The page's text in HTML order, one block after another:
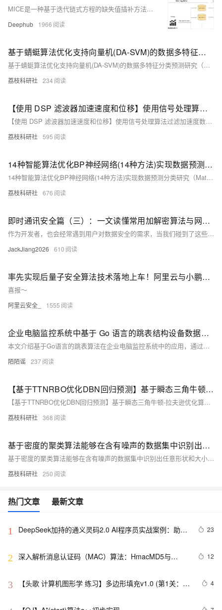
MICE是一种基于迭代链式方程的缺失值插补方法，通过构建后验分布并生成多个完整数据集，有效量化不确定性。相比简单填补，MICE利用变量间复杂关系，提升插补准确性，适用于多变量关联、缺失率高的场景。本文结合PMM与线性回归，详解其机制并对比效果，验证其在统计推断中的优势。
Deephub 1966
基于蜻蜓算法优化支持向量机(DA-SVM)的数据多特征分类预测研究（Matlab代码实现）
基于蜻蜓算法优化支持向量机(DA-SVM)的数据多特征分类预测研究（Matlab代码实现）
荔枝科研社 234
【使用 DSP 滤波器加速速度和位移】使用信号处理算法过滤加速度数据并将其转换为速度和位移研究（Matlab代码实现）
【使用 DSP 滤波器加速速度和位移】使用信号处理算法过滤加速度数据并将其转换为速度和位移研究（Matlab代码实现）
荔枝科研社 595
14种智能算法优化BP神经网络(14种方法)实现数据预测分类研究（Matlab代码实现）
14种智能算法优化BP神经网络(14种方法)实现数据预测分类研究（Matlab代码实现）
荔枝科研社 676
即时通讯安全篇（三）：一文读懂常用加解密算法与网络通讯安全
作为开发者，也会经常遇到用户对数据安全的需求，当我们碰到了这些需求后如何解决，如何何种方式保证数据安全，哪种方式最有效，这些问题经常困惑着我们。52im社区本次着重整理了常见的通讯安全问题和加解密算法知识与即时通讯/IM开发同行们一起分享和学习。
JackJiang2026 610
率先实现后量子安全算法技术落地上车！阿里云与小鹏汽车签署后量子加密安全合作协议
喜报～
阿里云安全_ 1555
企业电脑监控系统中基于 Go 语言的跳表结构设备数据索引算法研究
本文介绍基于Go语言的跳表算法在企业电脑监控系统中的应用，通过多层索引结构将数据查询、插入、删除操作优化至O(log n)，显著提升海量设备数据管理效率，解决传统链表查询延迟问题，实现高效设备状态定位与异常筛选。
陌陌谣 237
【基于TTNRBO优化DBN回归预测】基于瞬态三角牛顿-拉夫逊优化算法（TTNRBO）优化深度信念网络（DBN）数据回归预测研究（Matlab代码实现）
【基于TTNRBO优化DBN回归预测】基于瞬态三角牛顿-拉夫逊优化算法（TTNRBO）优化深度信念网络（DBN）数据回归预测研究（Matlab代码实现）
荔枝科研社 368
基于密度的聚类算法能够在含有噪声的数据集中识别出任意形状和大小的簇（Matlab代码实现）
基于密度的聚类算法能够在含有噪声的数据集中识别出任意形状和大小的簇（Matlab代码实现）
荔枝科研社 250
热门文章 最新文章
1
DeepSeek加持的通义灵码2.0 AI程序员实战案例：助力
23
2 深入解析消息认证码（MAC）算法：HmacMD5与
12
3
【头歌 计算机图形学 练习】多边形填充v1.0 (第1关：扫
3关：区域四连通种子填充算法 第4关：区域扫描线种子
4